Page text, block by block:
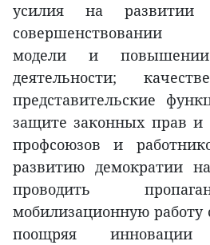
усилия на развитии
совершенствовании
модели и повышении
деятельности;
представительские
защите законных прав и
профсоюзов и
развитию демократии
проводить
мобилизационную работу
поощряя